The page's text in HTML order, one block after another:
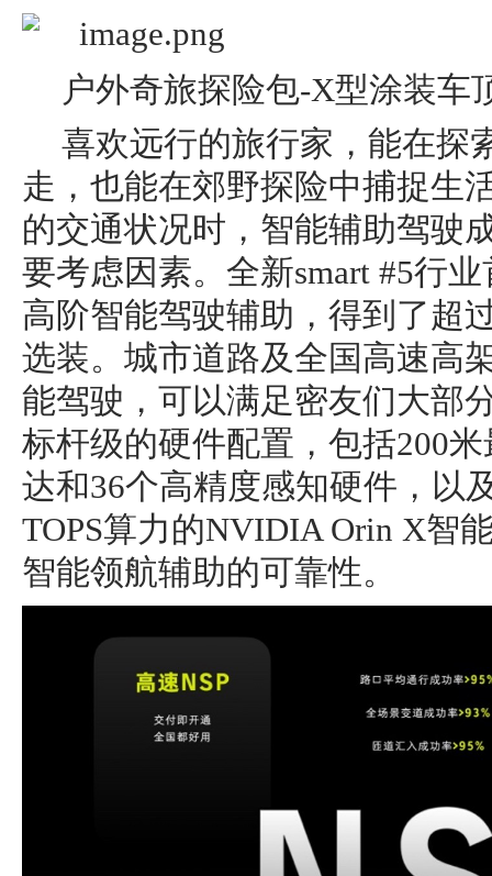
户外奇旅探险包-X型涂装车
喜欢远行的旅行家，能在探
走，也能在郊野探险中捕捉生
的交通状况时，智能辅助驾驶
要考虑因素。全新smart #5行
高阶智能驾驶辅助，得到了超
选装。城市道路及全国高速高
能驾驶，可以满足密友们大部
标杆级的硬件配置，包括200
达和36个高精度感知硬件，以
TOPS算力的NVIDIA Orin X智
智能领航辅助的可靠性。